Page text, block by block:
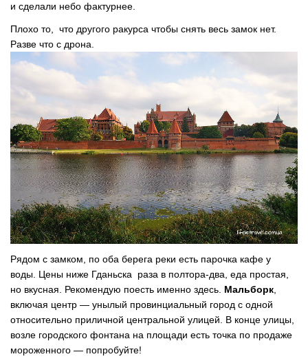
и сделали небо фактурнее.
Плохо то, что другого ракурса чтобы снять весь замок нет.
Разве что с дрона.
Рядом с замком, по оба берега реки есть парочка кафе у
воды. Цены ниже Гданьска раза в полтора-два, еда простая,
но вкусная. Рекомендую поесть именно здесь. Мальборк
включая центр — унылый провинциальный город с одной
относительно приличной центральной улицей. В конце улицы,
возле городского фонтана на площади есть точка по продаже
мороженного — попробуйте!